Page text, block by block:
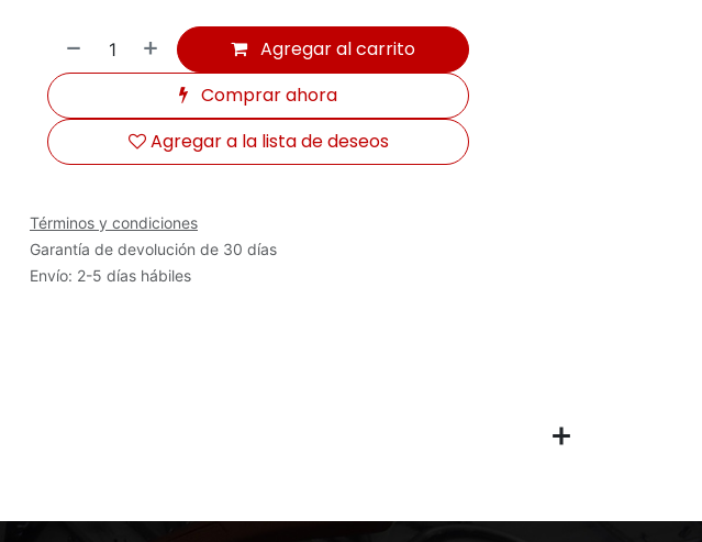
Agregar al carrito
Comprar ahora
Agregar a la lista de deseos
Términos y condiciones
Garantía de devolución de 30 días
Envío: 2-5 días hábiles